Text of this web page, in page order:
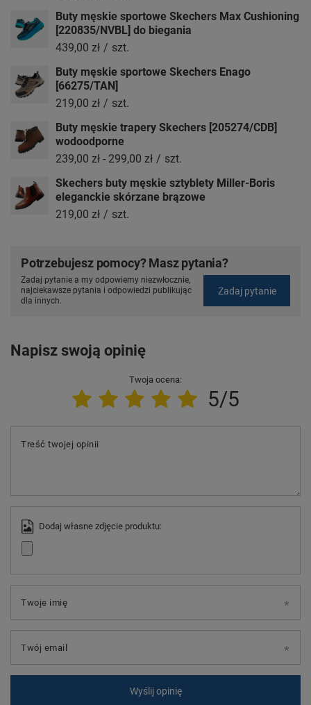
Buty męskie sportowe Skechers Max Cushioning
[220835/NVBL] do biegania
439,00 zł / szt.
Buty męskie sportowe Skechers Enago
[66275/TAN]
219,00 zł / szt.
Buty męskie trapery Skechers [205274/CDB]
wodoodporne
239,00 zł - 299,00 zł / szt.
Skechers buty męskie sztyblety Miller-Boris
eleganckie skórzane brązowe
219,00 zł / szt.
Potrzebujesz pomocy? Masz pytania?
Zadaj pytanie a my odpowiemy niezwłocznie,
najciekawsze pytania i odpowiedzi publikując
dla innych.
Zadaj pytanie
Napisz swoją opinię
Twoja ocena:
5/5
Treść twojej opinii
Dodaj własne zdjęcie produktu:
Twoje imię
Twój email
Wyślij opinię